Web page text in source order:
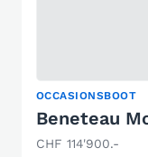
OCCASIONSBOOT
CHF 114'900.-